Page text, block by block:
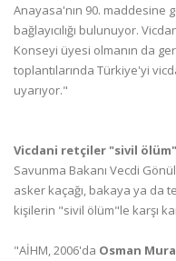
Anayasa'nın 90. maddesine
bağlayıcılığı bulunuyor.
Konseyi üyesi olmanın da
toplantılarında Türkiye'yi
uyarıyor."
Vicdani retçiler "sivil
Savunma Bakanı Vecdi
asker kaçağı, bakaya ya da
kişilerin "sivil ölüm"le karşı
"AİHM, 2006'da Osman